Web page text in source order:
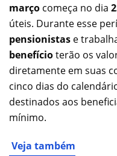
março começa no dia
úteis. Durante esse
pensionistas e
benefícioterão os
diretamente em suas
cinco dias do
destinados aos
mínimo.
Veja também